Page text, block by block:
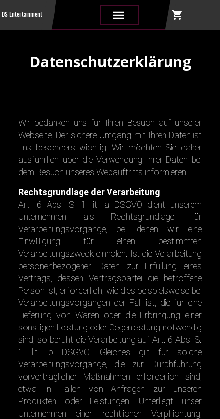
DS Entertainment ||| shopping_cart
Datenschutzerklärung
Wir bedanken uns für Ihren Besuch auf unserer
Webseite. Der sichere Umgang mit Ihren Daten ist
uns besonders wichtig. Wir möchten Sie daher
ausführlich über die Verwendung Ihrer Daten bei
dem Besuch unseres Webauftritts informieren.
Rechtsgrundlage der Verarbeitung
Art. 6 Abs. S. 1 lit. a DSGVO dient unserem
Unternehmen als Rechtsgrundlage für
Verarbeitungsvorgänge, bei denen wir eine
Einwilligung für einen bestimmten
Verarbeitungszweck einholen. Ist die Verarbeitung
personenbezogener Daten zur Erfüllung eines
Vertrags, dessen Vertragspartei die betroffene
Person ist, erforderlich, wie dies beispielsweise bei
Verarbeitungsvorgängen der Fall ist, die für eine
Lieferung von Waren oder die Erbringung einer
sonstigen Leistung oder Gegenleistung notwendig
sind, so beruht die Verarbeitung auf Art. 6 Abs. S.
1 lit. b DSGVO. Gleiches gilt für solche
Verarbeitungsvorgänge, die zur Durchführung
vorvertraglicher Maßnahmen erforderlich sind,
etwa in Fällen von Anfragen zur unseren
Produkten oder Leistungen. Unterliegt unser
Unternehmen einer rechtlichen Verpflichtung,